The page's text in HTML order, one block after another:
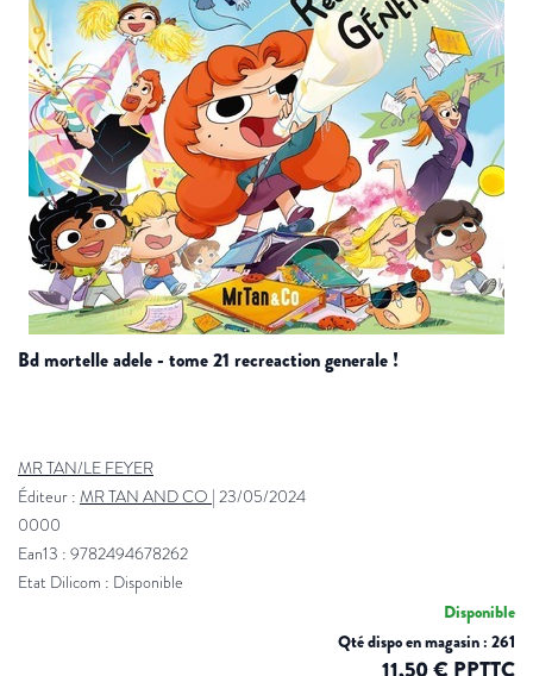
bd mortelle adele - tome 21 recreaction generale !
MR TAN/LE FEYER
Éditeur : MR TAN AND CO | 23/05/2024
0000
Ean13 : 9782494678262
Etat Dilicom : Disponible
Disponible
Qté dispo en magasin : 261